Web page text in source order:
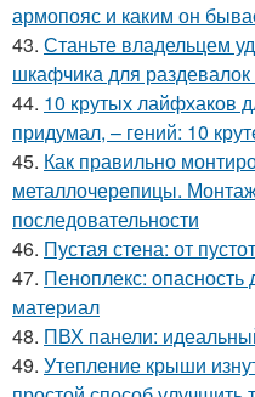
армопояс и каким он
43. Станьте владельцем
шкафчика для
44. 10 крутых лайфхаков
придумал, – гений: 10
45. Как правильно
металлочерепицы.
последовательности
46. Пустая стена: от
47. Пеноплекс:
материал
48. ПВХ панели:
49. Утепление крыши